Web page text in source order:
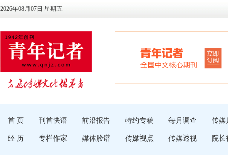
2026年08月07日 星期五
首 页 刊首快语 前沿报告 特约专稿 每月调查 传媒
经 历 专栏作家 媒体脸谱 传媒视点 传媒透视 院长